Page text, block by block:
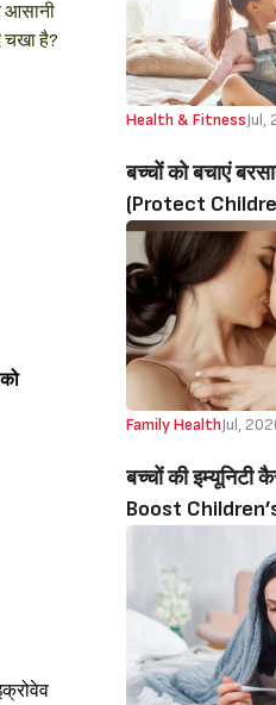
आसानी
चखा है?
Health & FitnessJul,
बच्चों को बचाएं
(Protect
Related
Family HealthJul,
बच्चों की‌ इम्यूनिटी‌
Boost